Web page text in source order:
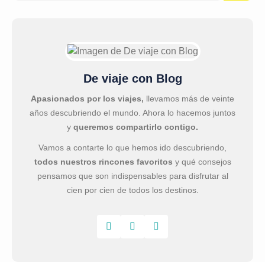
De viaje con Blog
Apasionados por los viajes, llevamos más de veinte
años descubriendo el mundo. Ahora lo hacemos juntos
y queremos compartirlo contigo.
Vamos a contarte lo que hemos ido descubriendo,
todos nuestros rincones favoritos y qué consejos
pensamos que son indispensables para disfrutar al
cien por cien de todos los destinos.